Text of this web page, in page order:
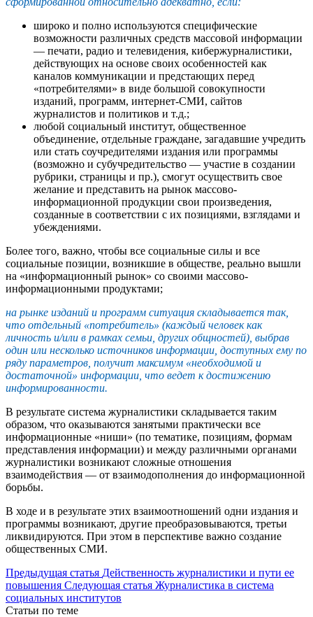
широко и полно используются специфические
возможности различных средств массовой информации
— печати, радио и телевидения, кибержурналистики,
действующих на основе своих особенностей как
каналов коммуникации и предстающих перед
«потребителями» в виде большой совокупности
изданий, программ, интернет-СМИ, сайтов
журналистов и политиков и т.д.;
любой социальный институт, общественное
объединение, отдельные граждане, загадавшие учредить
или стать соучредителями издания или программы
(возможно и субучредительство — участие в создании
рубрики, страницы и пр.), смогут осуществить свое
желание и представить на рынок массово-
информационной продукции свои произведения,
созданные в соответствии с их позициями, взглядами и
убеждениями.
Более того, важно, чтобы все социальные силы и все
социальные позиции, возникшие в обществе, реально вышли
на «информационный рынок» со своими массово-
информационными продуктами;
на рынке изданий и программ ситуация складывается так,
что отдельный «потребитель» (каждый человек как
личность и/или в рамках семьи, других общностей), выбрав
один или несколько источников информации, доступных ему по
ряду параметров, получит максимум «необходимой и
достаточной» информации, что ведет к достижению
информированности.
В результате система журналистики складывается таким
образом, что оказываются занятыми практически все
информационные «ниши» (по тематике, позициям, формам
представления информации) и между различными органами
журналистики возникают сложные отношения
взаимодействия — от взаимодополнения до информационной
борьбы.
В ходе и в результате этих взаимоотношений одни издания и
программы возникают, другие преобразовываются, третьи
ликвидируются. При этом в перспективе важно создание
общественных СМИ.
Предыдущая статья Действенность журналистики и пути ее
повышения Следующая статья Журналистика в система
социальных институтов
Статьи по теме